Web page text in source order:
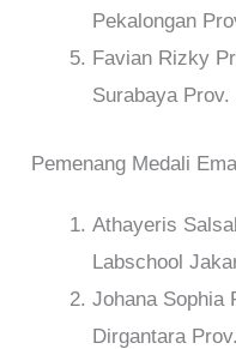
Pekalongan
Favian Rizky
Surabaya
Pemenang Medali
Athayeris
Labschool
Johana Sophia
Dirgantara